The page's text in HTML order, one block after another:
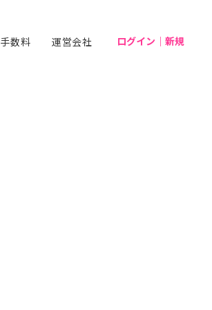
手数料 運営会社 ログイン｜新規